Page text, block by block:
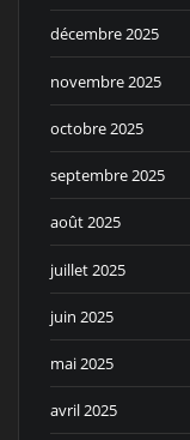
décembre 2025
novembre 2025
octobre 2025
septembre 2025
août 2025
juillet 2025
juin 2025
mai 2025
avril 2025